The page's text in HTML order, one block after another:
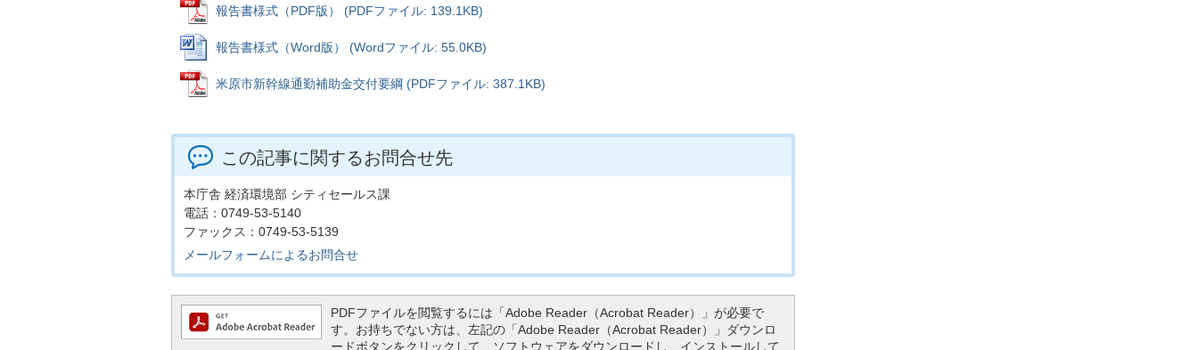
報告書様式（PDF版） (PDFファイル: 139.1KB)
報告書様式（Word版） (Wordファイル: 55.0KB)
米原市新幹線通勤補助金交付要綱 (PDFファイル: 387.1KB)
この記事に関するお問合せ先
本庁舎 経済環境部 シティセールス課
電話：0749-53-5140
ファックス：0749-53-5139
メールフォームによるお問合せ
PDFファイルを閲覧するには「Adobe Reader（Acrobat Reader）」が必要で
す。お持ちでない方は、左記の「Adobe Reader（Acrobat Reader）」ダウンロ
ードボタンをクリックして、ソフトウェアをダウンロードし、インストールして